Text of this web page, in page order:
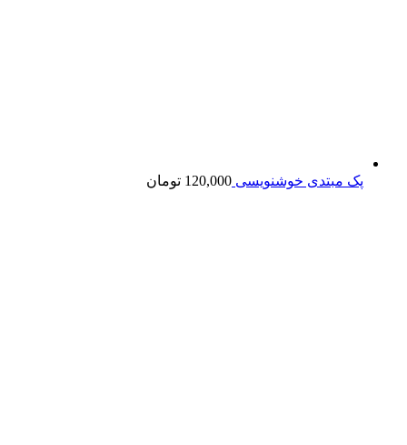
پک مبتدی خوشنویسی 120,000 تومان